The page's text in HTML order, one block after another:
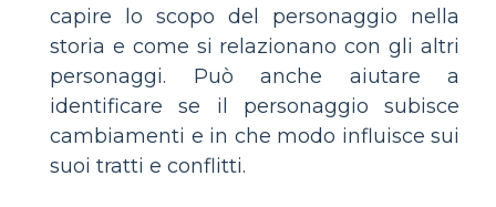
capire lo scopo del personaggio nella
storia e come si relazionano con gli altri
personaggi. Può anche aiutare a
identificare se il personaggio subisce
cambiamenti e in che modo influisce sui
suoi tratti e conflitti.